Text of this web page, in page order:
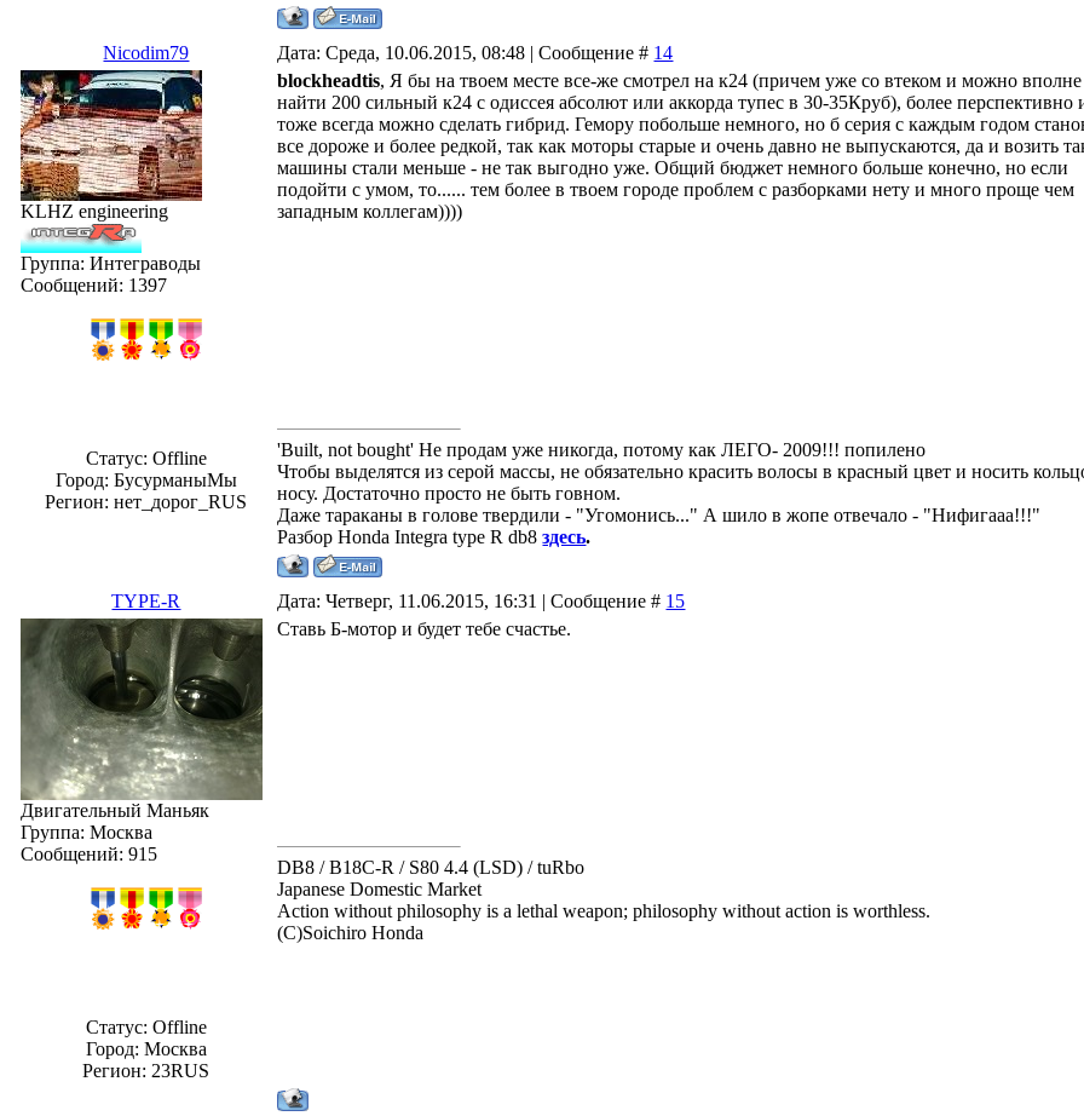
Nicodim79 Дата: Среда, 10.06.2015, 08:48 | Сообщение # 14
KLHZ engineering
Группа: Интеграводы
Сообщений: 1397
Статус: Offline
Город: БусурманыМы
Регион: нет_дорог_RUS
blockheadtis, Я бы на твоем месте все-же смотрел на к24 (причем уже со втеком и можно вполне
найти 200 сильный к24 с одиссея абсолют или аккорда тупес в 30-35Круб), более перспективно
тоже всегда можно сделать гибрид. Гемору побольше немного, но б серия с каждым годом
все дороже и более редкой, так как моторы старые и очень давно не выпускаются, да и возить
машины стали меньше - не так выгодно уже. Общий бюджет немного больше конечно, но если
подойти с умом, то...... тем более в твоем городе проблем с разборками нету и много проще чем
западным коллегам))))
'Built, not bought' Не продам уже никогда, потому как ЛЕГО- 2009!!! попилено
Чтобы выделятся из серой массы, не обязательно красить волосы в красный цвет и носить
носу. Достаточно просто не быть говном.
Даже тараканы в голове твердили - "Угомонись..." А шило в жопе отвечало - "Нифигааа!!!"
Разбор Honda Integra type R db8здесь.
TYPE-R Дата: Четверг, 11.06.2015, 16:31 | Сообщение # 15
Двигательный Маньяк
Группа: Москва
Сообщений:915
Статус: Offline
Город: Москва
Регион: 23RUS
Ставь Б-мотор и будет тебе счастье.
DB8 / B18C-R / S80 4.4 (LSD) / tuRbo
Japanese Domestic Market
Action without philosophy is a lethal weapon; philosophy without action is worthless.
(С)Soichiro Honda